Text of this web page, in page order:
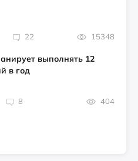
22 15348
выполнять 12
в год
8 404